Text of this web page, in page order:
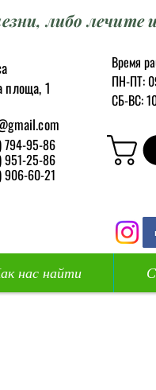
либо лечите
площа, 1
794-95-86
951-25-86
906-60-21
Время
ПН-ПТ:
СБ-ВС:
нас найти